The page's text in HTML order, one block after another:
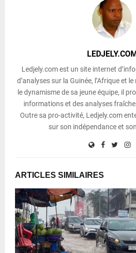
Ledjely.com est un site internet
d’analyses sur la Guinée, l’Afrique et
le dynamisme de sa jeune équipe, il
informations et des analyses
Outre sa pro-activité, Ledjely.com
sur son indépendance et
ARTICLES SIMILAIRES